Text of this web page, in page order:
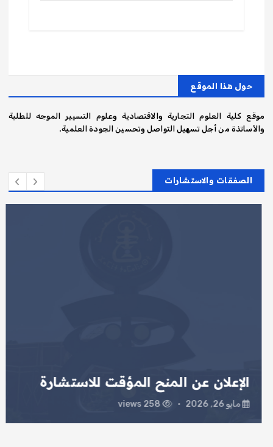
حول هذا الموقع
موقع كلية العلوم التجارية والاقتصادية وعلوم التسيير الموجه للطلبة
والأساتذة من أجل تسهيل التواصل وتحسين الجودة العلمية.
الصفقات والاستشارات
الإعلان عن المنح المؤقت للاستشارة
مايو 26, 2026 258 views